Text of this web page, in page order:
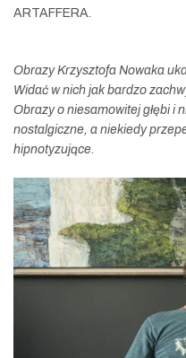
ARTAFFERA.
Obrazy Krzysztofa Nowaka
Widać w nich jak bardzo
Obrazy o niesamowitej głębi i
nostalgiczne, a niekiedy
hipnotyzujące.